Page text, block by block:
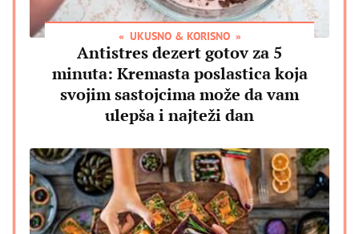
UKUSNO & KORISNO
Antistres dezert gotov za 5
minuta: Kremasta poslastica koja
svojim sastojcima može da vam
ulepša i najteži dan